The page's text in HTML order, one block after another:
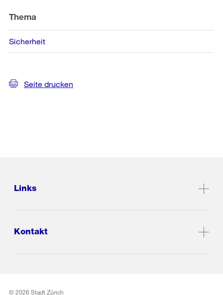
Informationen
Thema
Sicherheit
Seite drucken
Links
Kontakt
© 2026 Stadt Zürich